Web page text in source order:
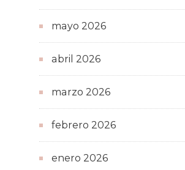
mayo 2026
abril 2026
marzo 2026
febrero 2026
enero 2026